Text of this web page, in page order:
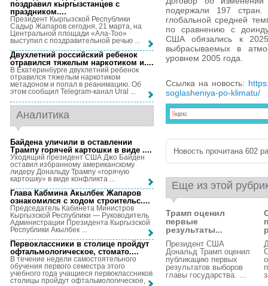
подержали 197
глобальной средней
по сравнению с
США обязались к 2025
выбрасываемых в
уровнем 2005 года.
Ссылка на новость:
soglasheniya-po-klimatu/
Новость прочитана 602
Еще из этой
Трамп оценил
первые
результаты...
Президент США
Дональд Трамп оценил
публикацию первых
результатов выборов
главы государства. ...
поздравил кыргызстанцев с
праздником....
Президент Кыргызской Республики
Садыр Жапаров сегодня, 21 марта, на
Центральной площади «Ала-Тоо»
выступил с поздравительной речью ...
Двухлетний российский ребенок
отравился тяжелым наркотиком и....
В Екатеринбурге двухлетний ребенок
отравился тяжелым наркотиком
метадоном и попал в реанимацию. Об
этом сообщил Telegram-канал Ural ...
Аналитика
Байдена уличили в оставлении
Трампу горячей картошки в виде ....
Уходящий президент США Джо Байден
оставил избранному американскому
лидеру Дональду Трампу «горячую
картошку» в виде конфликта ...
Глава Кабмина Акылбек Жапаров
ознакомился с ходом строительс....
Председатель Кабинета Министров
Кыргызской Республики — Руководитель
Администрации Президента Кыргызской
Республики Акылбек ...
Первоклассники в столице пройдут
офтальмологическое, стомато....
В течение недели самостоятельного
обучения первого семестра этого
учебного года учащиеся первоклассников
столицы пройдут офтальмологическое, ...